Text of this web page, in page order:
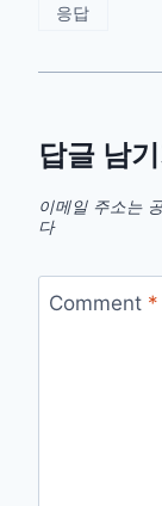
응답
답글 남기
이메일 주소는
다
Comment *